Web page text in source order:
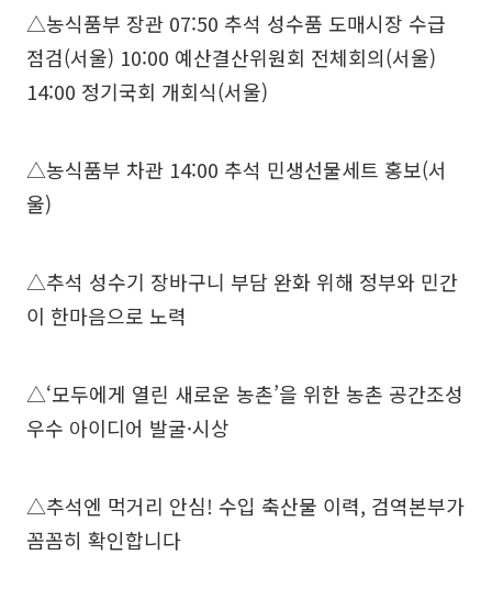
△농식품부 장관 07:50 추석 성수품 도매시장 수급
점검(서울) 10:00 예산결산위원회 전체회의(서울)
14:00 정기국회 개회식(서울)
△농식품부 차관 14:00 추석 민생선물세트 홍보(서
울)
△추석 성수기 장바구니 부담 완화 위해 정부와 민간
이 한마음으로 노력
△‘모두에게 열린 새로운 농촌’을 위한 농촌 공간조성
우수 아이디어 발굴·시상
△추석엔 먹거리 안심! 수입 축산물 이력, 검역본부가
꼼꼼히 확인합니다